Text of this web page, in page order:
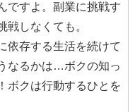
ですよ。副業に挑戦す
戦しなくても。
依存する生活を続けて
なるかは…ボクの知っ
ボクは行動するひとを